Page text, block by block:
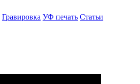
Гравировка УФ печать Статьи